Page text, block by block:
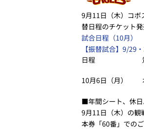
9月11日（木）コボ
替日程のチケット
試合日程（10月）
【振替試合】9/29
日程
10月6日（月）
■年間シート、休
9月11日（木）の観
本券「60番」での